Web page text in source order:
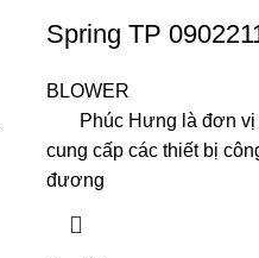
Spring TP
BLOWER
Phúc Hưng là đơn vị
cung cấp các thiết bị
đương